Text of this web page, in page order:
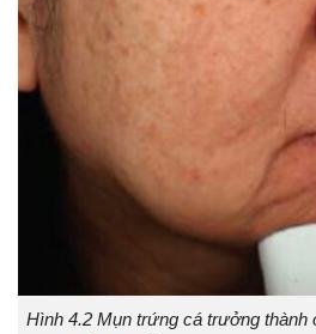
Hình 4.2 Mụn trứng cá trưởng thành